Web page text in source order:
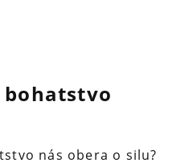
bohatstvo
nás obera o silu?